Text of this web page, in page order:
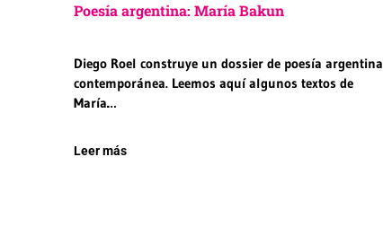
Poesía argentina: María Bakun
Diego Roel construye un dossier de poesía argentina
contemporánea. Leemos aquí algunos textos de
María…
Leer más